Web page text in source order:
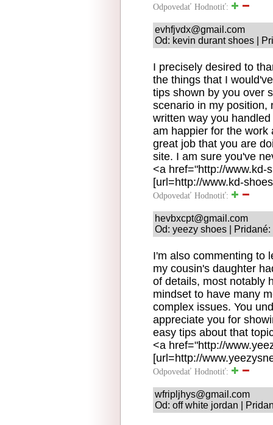
Odpovedať Hodnotiť:
evhfjvdx@gmail.com
Od: kevin durant shoes |
I precisely desired to
the things that I
tips shown by you over
scenario in my position,
written way you
am happier for the work
great job that you are
site. I am sure you've
<a href="http://www.kd-
[url=http://www.kd-
Odpovedať Hodnotiť:
hevbxcpt@gmail.com
Od: yeezy shoes |
I'm also commenting to
my cousin's daughter
of details, most notably
mindset to have many
complex issues. You
appreciate you for
easy tips about that
<a href="http://
[url=http://
Odpovedať Hodnotiť:
wfripljhys@gmail.com
Od: off white jordan |